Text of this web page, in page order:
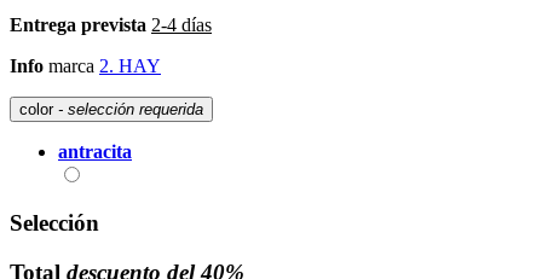
Entrega prevista 2-4 días
Info marca 2. HAY
color - selección requerida
antracita
Selección
Total descuento del 40%